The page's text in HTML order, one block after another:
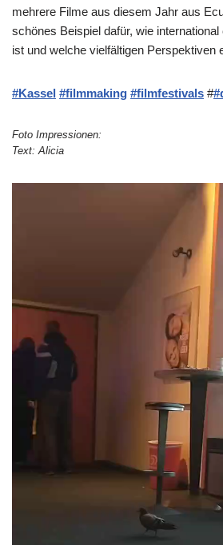
mehrere Filme aus diesem Jahr aus
schönes Beispiel dafür, wie
ist und welche vielfältigen Perspektiven
#Kassel #filmmaking #filmfestivals #
Foto Impressionen:
Text: Alicia